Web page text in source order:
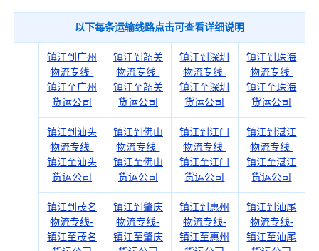
以下每条运输线路点击可查看详细说明
镇江到广州
物流专线-
镇江至广州
货运公司
镇江到韶关
物流专线-
镇江至韶关
货运公司
镇江到深圳
物流专线-
镇江至深圳
货运公司
镇江到珠海
物流专线-
镇江至珠海
货运公司
镇江到汕头
物流专线-
镇江至汕头
货运公司
镇江到佛山
物流专线-
镇江至佛山
货运公司
镇江到江门
物流专线-
镇江至江门
货运公司
镇江到湛江
物流专线-
镇江至湛江
货运公司
镇江到茂名
物流专线-
镇江至茂名
镇江到肇庆
物流专线-
镇江至肇庆
镇江到惠州
物流专线-
镇江至惠州
镇江到汕尾
物流专线-
镇江至汕尾